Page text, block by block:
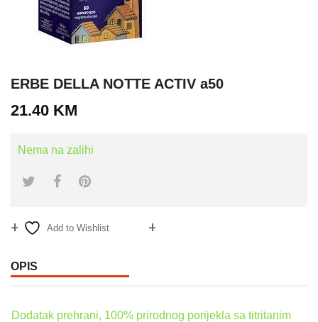
ERBE DELLA NOTTE ACTIV a50
21.40 KM
Nema na zalihi
Add to Wishlist
OPIS
Dodatak prehrani, 100% prirodnog porijekla sa titritanim